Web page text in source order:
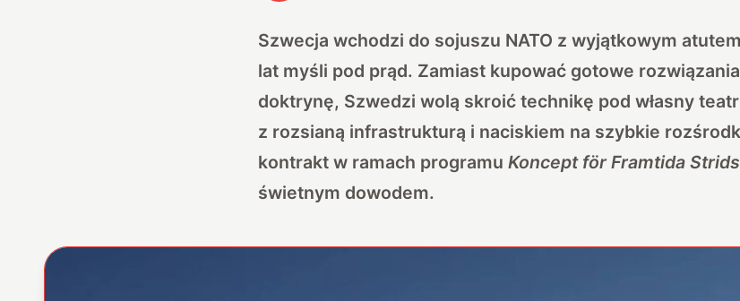
Szwecja wchodzi do sojuszu NATO z wyjątkowym
lat myśli pod prąd. Zamiast kupować gotowe
doktrynę, Szwedzi wolą skroić technikę pod własny teatr
z rozsianą infrastrukturą i naciskiem na szybkie
kontrakt w ramach programu Koncept för Framtida
świetnym dowodem.